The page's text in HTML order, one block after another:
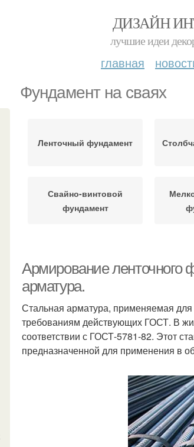
ДИЗАЙН
лучшие идеи
главная
Фундамент на сваях
Ленточный фундамент
Свайно-винтовой
фундамент
Армирование ленточного
арматура.
Стальная арматура, применяемая для
требованиям действующих ГОСТ. В
соответствии с ГОСТ-5781-82. Этот
предназначенной для применения в